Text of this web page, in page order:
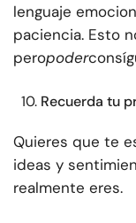
lenguaje
paciencia. Esto
peropoder
Recuerda tu
Quieres que te
ideas y
realmente eres.